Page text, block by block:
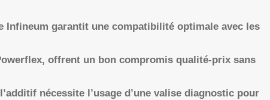
Infineum garantit une compatibilité optimale avec les
offrent un bon compromis qualité-prix sans
nécessite l’usage d’une valise diagnostic pour